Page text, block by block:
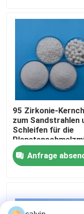
Qualitätskontrolle
Kontakt
Referenzen
Keramische
Keramisches
95 Zirkonie-
zum Sandstrahlen
Schleifen für die
Anfrage